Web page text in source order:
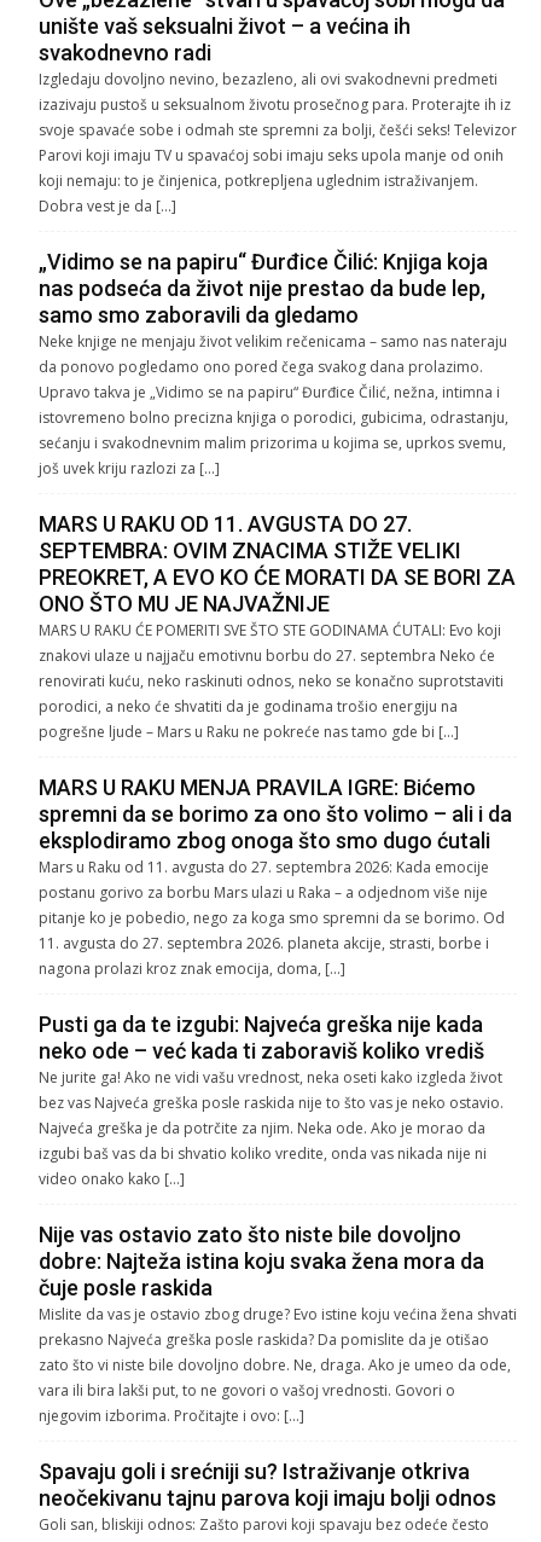
unište vaš seksualni život – a većina ih
svakodnevno radi
Izgledaju dovoljno nevino, bezazleno, ali ovi svakodnevni predmeti
izazivaju pustoš u seksualnom životu prosečnog para. Proterajte ih iz
svoje spavaće sobe i odmah ste spremni za bolji, češći seks! Televizor
Parovi koji imaju TV u spavaćoj sobi imaju seks upola manje od onih
koji nemaju: to je činjenica, potkrepljena uglednim istraživanjem.
Dobra vest je da […]
„Vidimo se na papiru“ Đurđice Čilić: Knjiga koja
nas podseća da život nije prestao da bude lep,
samo smo zaboravili da gledamo
Neke knjige ne menjaju život velikim rečenicama – samo nas nateraju
da ponovo pogledamo ono pored čega svakog dana prolazimo.
Upravo takva je „Vidimo se na papiru“ Đurđice Čilić, nežna, intimna i
istovremeno bolno precizna knjiga o porodici, gubicima, odrastanju,
sećanju i svakodnevnim malim prizorima u kojima se, uprkos svemu,
još uvek kriju razlozi za […]
MARS U RAKU OD 11. AVGUSTA DO 27.
SEPTEMBRA: OVIM ZNACIMA STIŽE VELIKI
PREOKRET, A EVO KO ĆE MORATI DA SE BORI ZA
ONO ŠTO MU JE NAJVAŽNIJE
MARS U RAKU ĆE POMERITI SVE ŠTO STE GODINAMA ĆUTALI: Evo koji
znakovi ulaze u najjaču emotivnu borbu do 27. septembra Neko će
renovirati kuću, neko raskinuti odnos, neko se konačno suprotstaviti
porodici, a neko će shvatiti da je godinama trošio energiju na
pogrešne ljude – Mars u Raku ne pokreće nas tamo gde bi […]
MARS U RAKU MENJA PRAVILA IGRE: Bićemo
spremni da se borimo za ono što volimo – ali i da
eksplodiramo zbog onoga što smo dugo ćutali
Mars u Raku od 11. avgusta do 27. septembra 2026: Kada emocije
postanu gorivo za borbu Mars ulazi u Raka – a odjednom više nije
pitanje ko je pobedio, nego za koga smo spremni da se borimo. Od
11. avgusta do 27. septembra 2026. planeta akcije, strasti, borbe i
nagona prolazi kroz znak emocija, doma, […]
Pusti ga da te izgubi: Najveća greška nije kada
neko ode – već kada ti zaboraviš koliko vrediš
Ne jurite ga! Ako ne vidi vašu vrednost, neka oseti kako izgleda život
bez vas Najveća greška posle raskida nije to što vas je neko ostavio.
Najveća greška je da potrčite za njim. Neka ode. Ako je morao da
izgubi baš vas da bi shvatio koliko vredite, onda vas nikada nije ni
video onako kako […]
Nije vas ostavio zato što niste bile dovoljno
dobre: Najteža istina koju svaka žena mora da
čuje posle raskida
Mislite da vas je ostavio zbog druge? Evo istine koju većina žena shvati
prekasno Najveća greška posle raskida? Da pomislite da je otišao
zato što vi niste bile dovoljno dobre. Ne, draga. Ako je umeo da ode,
vara ili bira lakši put, to ne govori o vašoj vrednosti. Govori o
njegovim izborima. Pročitajte i ovo: […]
Spavaju goli i srećniji su? Istraživanje otkriva
neočekivanu tajnu parova koji imaju bolji odnos
Goli san, bliskiji odnos: Zašto parovi koji spavaju bez odeće često